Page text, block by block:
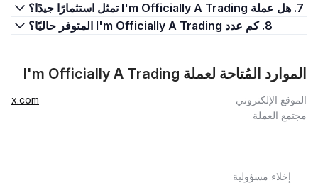
7. هل عملة I'm Officially A Trading تمثل استثمارًا جيدًا؟
8. كم عدد I'm Officially A Trading المتوفر حاليًا؟
الموارد المُتاحة لعملة I'm Officially A Trading
الموقع الإلكتروني
x.com
مجتمع العملة
إخلاء مسؤولية